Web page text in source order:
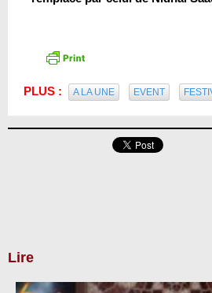
PLUS : A LA UNE EVENT
Lire